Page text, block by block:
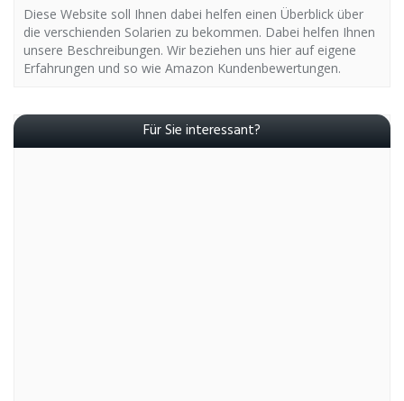
Diese Website soll Ihnen dabei helfen einen Überblick über
die verschienden Solarien zu bekommen. Dabei helfen Ihnen
unsere Beschreibungen. Wir beziehen uns hier auf eigene
Erfahrungen und so wie Amazon Kundenbewertungen.
Für Sie interessant?